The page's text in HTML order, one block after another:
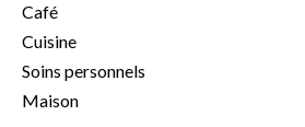
Café
Cuisine
Soins personnels
Maison